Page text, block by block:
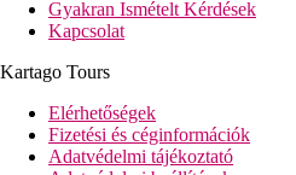
Gyakran Ismételt Kérdések
Kapcsolat
Kartago Tours
Elérhetőségek
Fizetési és céginformációk
Adatvédelmi tájékoztató